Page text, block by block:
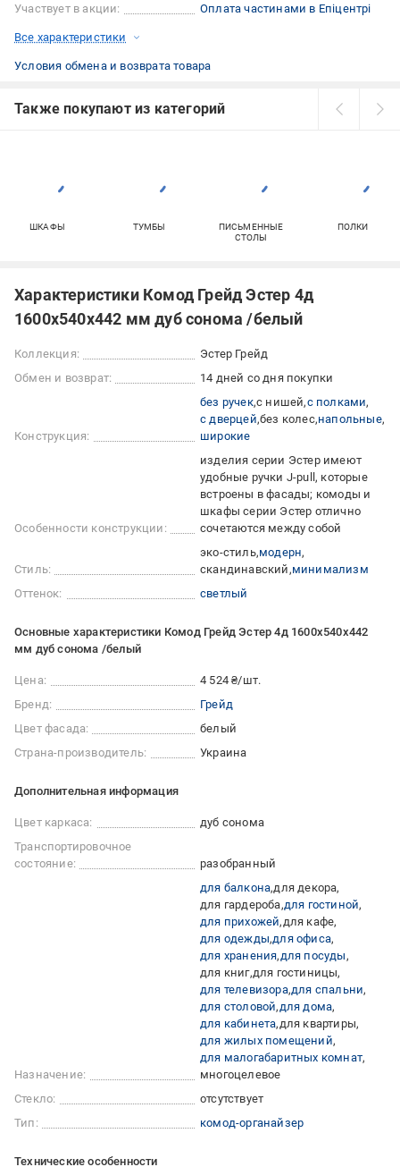
Участвует в акции:
Оплата частинами в Епіцентрі
Все характеристики
Условия обмена и возврата товара
Также покупают из категорий
ШКАФЫ ТУМБЫ
ПИСЬМЕННЫЕ
СТОЛЫ
ПОЛКИ
Характеристики Комод Грейд Эстер 4д
1600x540x442 мм дуб сонома /белый
Коллекция:
Эстер Грейд
Обмен и возврат:
14 дней со дня покупки
Конструкция:
без ручек с нишей с полками
с дверцей без колес напольные
широкие
Особенности конструкции:
изделия серии Эстер имеют
удобные ручки J-pull, которые
встроены в фасады; комоды и
шкафы серии Эстер отлично
сочетаются между собой
Стиль:
эко-стиль модерн
скандинавский минимализм
Оттенок:
светлый
Основные характеристики Комод Грейд Эстер 4д 1600x540x442
мм дуб сонома /белый
Цена:
4 524 ₴/шт.
Бренд:
Грейд
Цвет фасада:
белый
Страна-производитель:
Украина
Дополнительная информация
Цвет каркаса:
дуб сонома
Транспортировочное
состояние:
разобранный
Назначение:
для балкона для декора
для гардероба для гостиной
для прихожей для кафе
для одежды для офиса
для хранения для посуды
для книг для гостиницы
для телевизора для спальни
для столовой для дома
для кабинета для квартиры
для жилых помещений
для малогабаритных комнат
многоцелевое
Стекло:
отсутствует
Тип:
комод-органайзер
Технические особенности